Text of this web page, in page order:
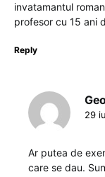
invatamantul
profesor cu 15 ani
Reply
29
Ar putea de
care se dau.